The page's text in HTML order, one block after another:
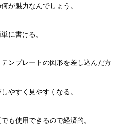
が魅力なんでしょう。
に書ける。
テンプレートの図形を差し込んだ方
やすく見やすくなる。
も使用できるので経済的。